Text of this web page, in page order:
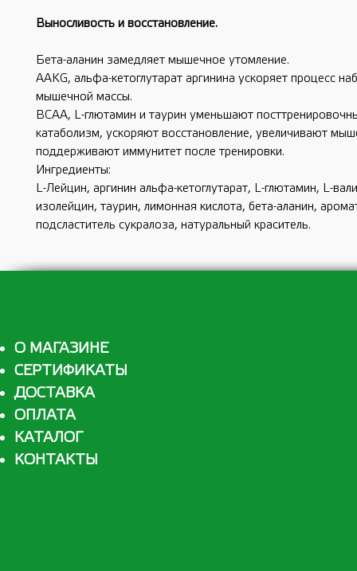
Выносливость и восстановление.
Бета-аланин замедляет мышечное утомление.
AAKG, альфа-кетоглутарат аргинина ускоряет процесс
мышечной массы.
BCAA, L-глютамин и таурин уменьшают
катаболизм, ускоряют восстановление, увеличивают
поддерживают иммунитет после тренировки.
Ингредиенты:
L-Лейцин, аргинин альфа-кетоглутарат, L-глютамин, L-
изолейцин, таурин, лимонная кислота, бета-аланин,
подсластитель сукралоза, натуральный краситель.
О МАГАЗИНЕ
СЕРТИФИКАТЫ
ДОСТАВКА
ОПЛАТА
КАТАЛОГ
КОНТАКТЫ